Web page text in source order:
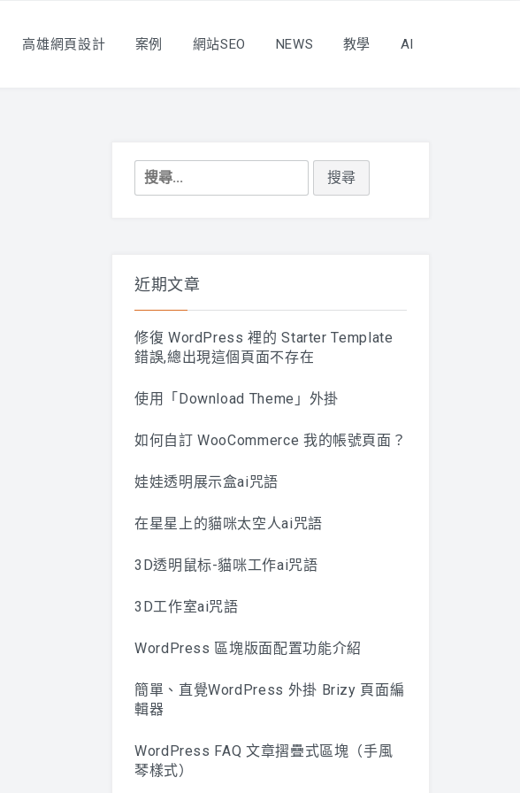
高雄網頁設計 案例 網站SEO NEWS 教學 AI
搜
尋
近期文章
修復 WordPress 裡的 Starter Template
錯誤,總出現這個頁面不存在
使用「Download Theme」外掛
如何自訂 WooCommerce 我的帳號頁面？
娃娃透明展示盒ai咒語
在星星上的貓咪太空人ai咒語
3D透明鼠标-貓咪工作ai咒語
3D工作室ai咒語
WordPress 區塊版面配置功能介紹
簡單、直覺WordPress 外掛 Brizy 頁面編
輯器
WordPress FAQ 文章摺疊式區塊（手風
琴樣式）